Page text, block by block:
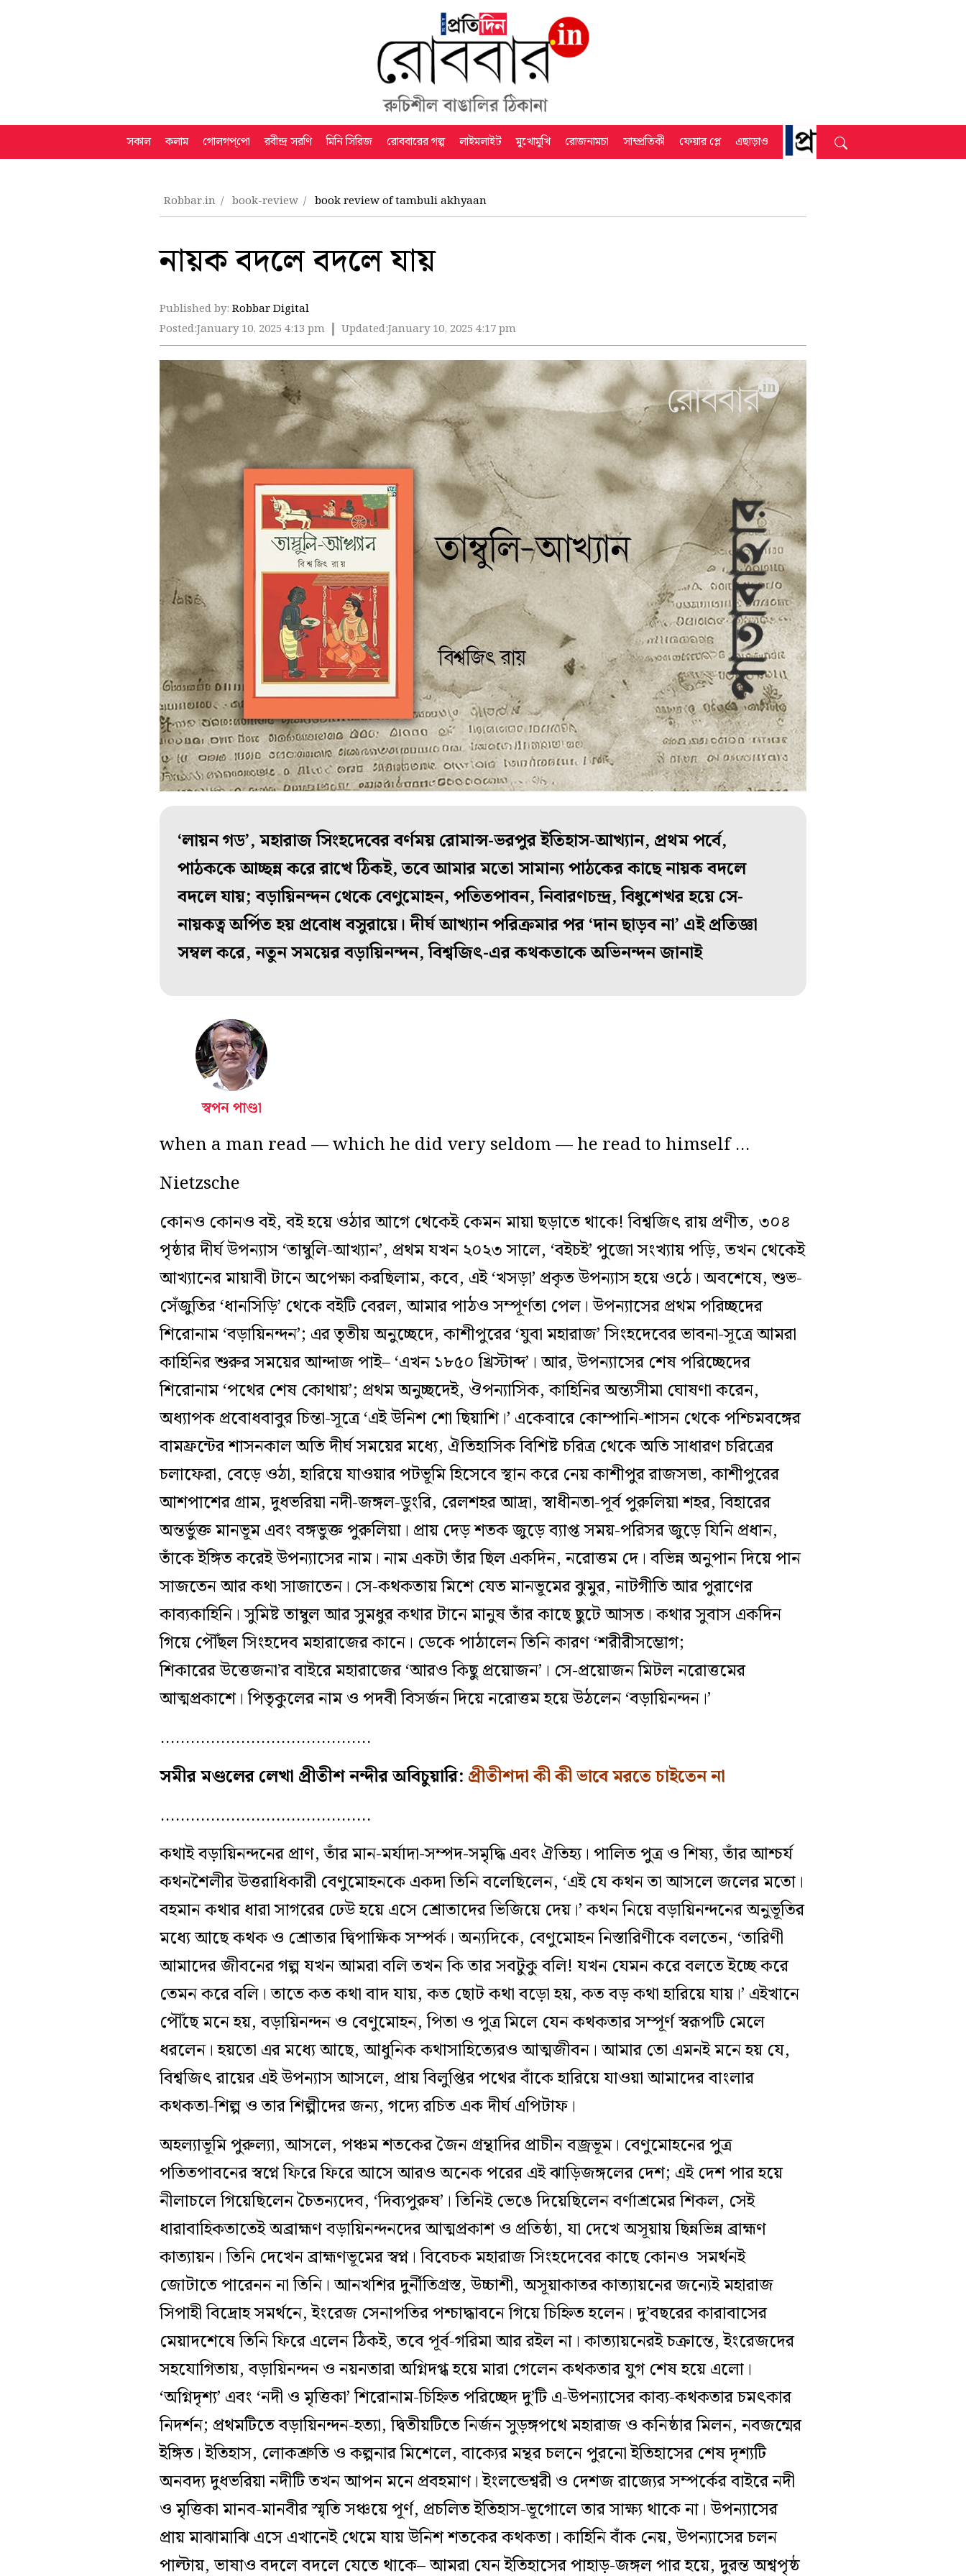
সকাল কলাম গোলগপ্‌পো রবীন্দ্র সরণি মিনি সিরিজ রোববারের গল্প লাইমলাইট মুখোমুখি রোজনামচা সাম্প্রতিকী ফেয়ার প্লে এছাড়াও
Robbar.in book-review book review of tambuli akhyaan
নায়ক বদলে বদলে যায়
Published by: Robbar Digital
Posted:January 10, 2025 4:13 pm Updated:January 10, 2025 4:17 pm
‘লায়ন গড’, মহারাজ সিংহদেবের বর্ণময় রোমান্স-ভরপুর ইতিহাস-আখ্যান, প্রথম পর্বে,
পাঠককে আচ্ছন্ন করে রাখে ঠিকই, তবে আমার মতো সামান্য পাঠকের কাছে নায়ক বদলে
বদলে যায়; বড়ায়িনন্দন থেকে বেণুমোহন, পতিতপাবন, নিবারণচন্দ্র, বিধুশেখর হয়ে সে-
নায়কত্ব অর্পিত হয় প্রবোধ বসুরায়ে। দীর্ঘ আখ্যান পরিক্রমার পর ‘দান ছাড়ব না’ এই প্রতিজ্ঞা
সম্বল করে, নতুন সময়ের বড়ায়িনন্দন, বিশ্বজিৎ-এর কথকতাকে অভিনন্দন জানাই
স্বপন পাণ্ডা
when a man read — which he did very seldom — he read to himself …
Nietzsche
কোনও কোনও বই, বই হয়ে ওঠার আগে থেকেই কেমন মায়া ছড়াতে থাকে! বিশ্বজিৎ রায় প্রণীত, ৩০৪
পৃষ্ঠার দীর্ঘ উপন্যাস ‘তাম্বুলি-আখ্যান’, প্রথম যখন ২০২৩ সালে, ‘বইচই’ পুজো সংখ্যায় পড়ি, তখন থেকেই
আখ্যানের মায়াবী টানে অপেক্ষা করছিলাম, কবে, এই ‘খসড়া’ প্রকৃত উপন্যাস হয়ে ওঠে। অবশেষে, শুভ-
সেঁজুতির ‘ধানসিড়ি’ থেকে বইটি বেরল, আমার পাঠও সম্পূর্ণতা পেল। উপন্যাসের প্রথম পরিচ্ছদের
শিরোনাম ‘বড়ায়িনন্দন’; এর তৃতীয় অনুচ্ছেদে, কাশীপুরের ‘যুবা মহারাজ’ সিংহদেবের ভাবনা-সূত্রে আমরা
কাহিনির শুরুর সময়ের আন্দাজ পাই– ‘এখন ১৮৫০ খ্রিস্টাব্দ’। আর, উপন্যাসের শেষ পরিচ্ছেদের
শিরোনাম ‘পথের শেষ কোথায়’; প্রথম অনুচ্ছদেই, ঔপন্যাসিক, কাহিনির অন্ত্যসীমা ঘোষণা করেন,
অধ্যাপক প্রবোধবাবুর চিন্তা-সূত্রে ‘এই উনিশ শো ছিয়াশি।’ একেবারে কোম্পানি-শাসন থেকে পশ্চিমবঙ্গের
বামফ্রন্টের শাসনকাল অতি দীর্ঘ সময়ের মধ্যে, ঐতিহাসিক বিশিষ্ট চরিত্র থেকে অতি সাধারণ চরিত্রের
চলাফেরা, বেড়ে ওঠা, হারিয়ে যাওয়ার পটভূমি হিসেবে স্থান করে নেয় কাশীপুর রাজসভা, কাশীপুরের
আশপাশের গ্রাম, দুধভরিয়া নদী-জঙ্গল-ডুংরি, রেলশহর আদ্রা, স্বাধীনতা-পূর্ব পুরুলিয়া শহর, বিহারের
অন্তর্ভুক্ত মানভূম এবং বঙ্গভুক্ত পুরুলিয়া। প্রায় দেড় শতক জুড়ে ব্যাপ্ত সময়-পরিসর জুড়ে যিনি প্রধান,
তাঁকে ইঙ্গিত করেই উপন্যাসের নাম। নাম একটা তাঁর ছিল একদিন, নরোত্তম দে। বভিন্ন অনুপান দিয়ে পান
সাজতেন আর কথা সাজাতেন। সে-কথকতায় মিশে যেত মানভূমের ঝুমুর, নাটগীতি আর পুরাণের
কাব্যকাহিনি। সুমিষ্ট তাম্বুল আর সুমধুর কথার টানে মানুষ তাঁর কাছে ছুটে আসত। কথার সুবাস একদিন
গিয়ে পৌঁছল সিংহদেব মহারাজের কানে। ডেকে পাঠালেন তিনি কারণ ‘শরীরীসম্ভোগ;
শিকারেরউত্তেজনা’র বাইরে মহারাজের ‘আরও কিছু প্রয়োজন’। সে-প্রয়োজন মিটল নরোত্তমের
আত্মপ্রকাশে। পিতৃকুলের নাম ও পদবী বিসর্জন দিয়ে নরোত্তম হয়ে উঠলেন ‘বড়ায়িনন্দন।’
……………………………………
সমীর মণ্ডলের লেখা প্রীতীশ নন্দীর অবিচুয়ারি: প্রীতীশদা কী কী ভাবে মরতে চাইতেন না
……………………………………
কথাই বড়ায়িনন্দনের প্রাণ, তাঁর মান-মর্যাদা-সম্পদ-সমৃদ্ধি এবং ঐতিহ্য। পালিত পুত্র ও শিষ্য, তাঁর আশ্চর্য
কথনশৈলীর উত্তরাধিকারী বেণুমোহনকে একদা তিনি বলেছিলেন, ‘এই যে কথন তা আসলে জলের মতো।
বহমান কথার ধারা সাগরের ঢেউ হয়ে এসে শ্রোতাদের ভিজিয়ে দেয়।’ কথন নিয়ে বড়ায়িনন্দনের অনুভূতির
মধ্যে আছে কথক ও শ্রোতার দ্বিপাক্ষিক সম্পর্ক। অন্যদিকে, বেণুমোহন নিস্তারিণীকে বলতেন, ‘তারিণী
আমাদের জীবনের গল্প যখন আমরা বলি তখন কি তার সবটুকু বলি! যখন যেমন করে বলতে ইচ্ছে করে
তেমন করে বলি। তাতে কত কথা বাদ যায়, কত ছোট কথা বড়ো হয়, কত বড় কথা হারিয়ে যায়।’ এইখানে
পৌঁছে মনে হয়, বড়ায়িনন্দন ও বেণুমোহন, পিতা ও পুত্র মিলে যেন কথকতার সম্পূর্ণ স্বরূপটি মেলে
ধরলেন। হয়তো এর মধ্যে আছে, আধুনিক কথাসাহিত্যেরও আত্মজীবন। আমার তো এমনই মনে হয় যে,
বিশ্বজিৎ রায়ের এই উপন্যাস আসলে, প্রায় বিলুপ্তির পথের বাঁকে হারিয়ে যাওয়া আমাদের বাংলার
কথকতা-শিল্প ও তার শিল্পীদের জন্য, গদ্যে রচিত এক দীর্ঘ এপিটাফ।
অহল্যাভূমি পুরুল্যা, আসলে, পঞ্চম শতকের জৈন গ্রন্থাদির প্রাচীন বজ্রভূম। বেণুমোহনের পুত্র
পতিতপাবনের স্বপ্নে ফিরে ফিরে আসে আরও অনেক পরের এই ঝাড়িজঙ্গলের দেশ; এই দেশ পার হয়ে
নীলাচলে গিয়েছিলেন চৈতন্যদেব, ‘দিব্যপুরুষ’। তিনিই ভেঙে দিয়েছিলেন বর্ণাশ্রমের শিকল, সেই
ধারাবাহিকতাতেই অব্রাহ্মণ বড়ায়িনন্দনদের আত্মপ্রকাশ ও প্রতিষ্ঠা, যা দেখে অসূয়ায় ছিন্নভিন্ন ব্রাহ্মণ
কাত্যায়ন। তিনি দেখেন ব্রাহ্মণভূমের স্বপ্ন। বিবেচক মহারাজ সিংহদেবের কাছে কোনও সমর্থনই
জোটাতে পারেনন না তিনি। আনখশির দুর্নীতিগ্রস্ত, উচ্চাশী,অসূয়াকাতর কাত্যায়নের জন্যেই মহারাজ
সিপাহী বিদ্রোহ সমর্থনে, ইংরেজ সেনাপতিরপশ্চাদ্ধাবনে গিয়ে চিহ্নিত হলেন। দু’বছরের কারাবাসের
মেয়াদশেষে তিনি ফিরে এলেন ঠিকই, তবে পূর্ব-গরিমা আর রইল না। কাত্যায়নেরই চক্রান্তে, ইংরেজদের
সহযোগিতায়, বড়ায়িনন্দন ও নয়নতারা অগ্নিদগ্ধ হয়ে মারা গেলেন কথকতার যুগ শেষ হয়ে এলো।
‘অগ্নিদৃশ্য’ এবং ‘নদী ও মৃত্তিকা’ শিরোনাম-চিহ্নিত পরিচ্ছেদ দু’টি এ-উপন্যাসের কাব্য-কথকতার চমৎকার
নিদর্শন; প্রথমটিতে বড়ায়িনন্দন-হত্যা, দ্বিতীয়টিতে নির্জন সুড়ঙ্গপথে মহারাজ ও কনিষ্ঠার মিলন, নবজন্মের
ইঙ্গিত। ইতিহাস, লোকশ্রুতি ও কল্পনার মিশেলে, বাক্যের মন্থর চলনে পুরনো ইতিহাসের শেষ দৃশ্যটি
অনবদ্য দুধভরিয়া নদীটি তখন আপন মনে প্রবহমাণ। ইংলন্ডেশ্বরী ও দেশজ রাজ্যের সম্পর্কের বাইরে নদী
ও মৃত্তিকা মানব-মানবীর স্মৃতি সঞ্চয়ে পূর্ণ, প্রচলিত ইতিহাস-ভূগোলে তার সাক্ষ্য থাকে না। উপন্যাসের
প্রায় মাঝামাঝি এসে এখানেই থেমে যায় উনিশ শতকের কথকতা। কাহিনি বাঁক নেয়, উপন্যাসের চলন
পাল্টায়, ভাষাও বদলে বদলে যেতে থাকে– আমরা যেন ইতিহাসের পাহাড়-জঙ্গল পার হয়ে, দুরন্ত অশ্বপৃষ্ঠ